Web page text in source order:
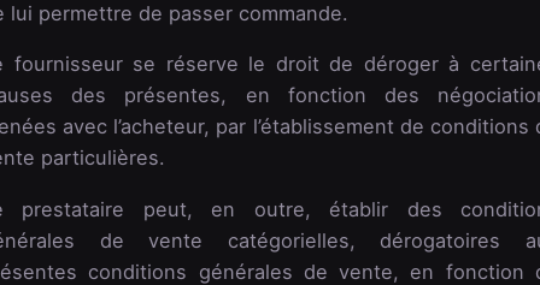
lui permettre de passer commande.
fournisseur se réserve le droit de déroger à
des présentes, en fonction des
avec l’acheteur, par l’établissement de conditions
particulières.
prestataire peut, en outre, établir des
de vente catégorielles, dérogatoires
conditions générales de vente, en fonction